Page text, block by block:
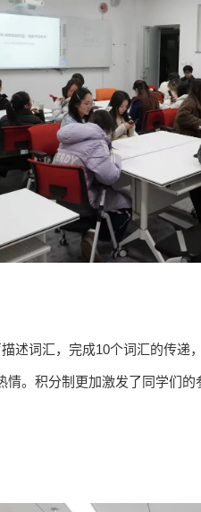
述词汇，完成10个词汇的传递
。积分制更加激发了同学们的